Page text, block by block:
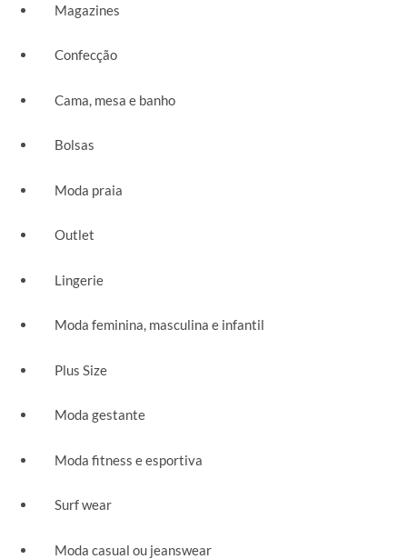
Magazines
Confecção
Cama, mesa e banho
Bolsas
Moda praia
Outlet
Lingerie
Moda feminina, masculina e infantil
Plus Size
Moda gestante
Moda fitness e esportiva
Surf wear
Moda casual ou jeanswear